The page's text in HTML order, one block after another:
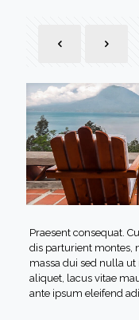
Praesent consequat.
dis parturient montes,
massa dui sed nulla
aliquet, lacus vitae
ante ipsum eleifend